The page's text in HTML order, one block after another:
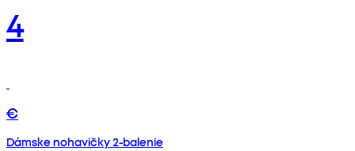
4
€
Dámske nohavičky 2-balenie